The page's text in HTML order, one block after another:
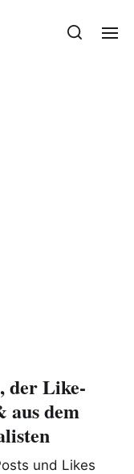
der Like-
aus dem
und Likes